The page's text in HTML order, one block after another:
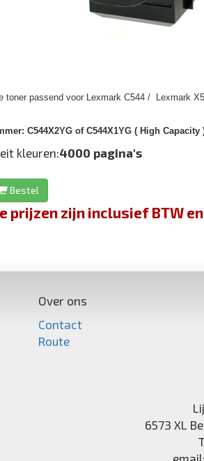
toner passend voor Lexmark C544 / Lexmark
C544X2YG of C544X1YG ( High
kleuren:4000 pagina's
Bestel
prijzen zijn inclusief BTW
Over ons
Contact
Route
6573 XL